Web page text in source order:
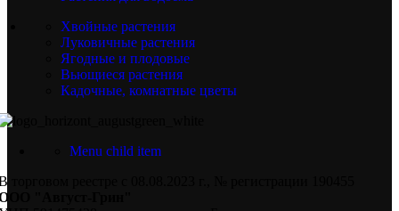
Хвойные растения
Луковичные растения
Ягодные и плодовые
Вьющиеся растения
Кадочные, комнатные цветы
Menu child item
торговом реестре с 08.08.2023 г., № регистрации 190455
"Август-Грин"